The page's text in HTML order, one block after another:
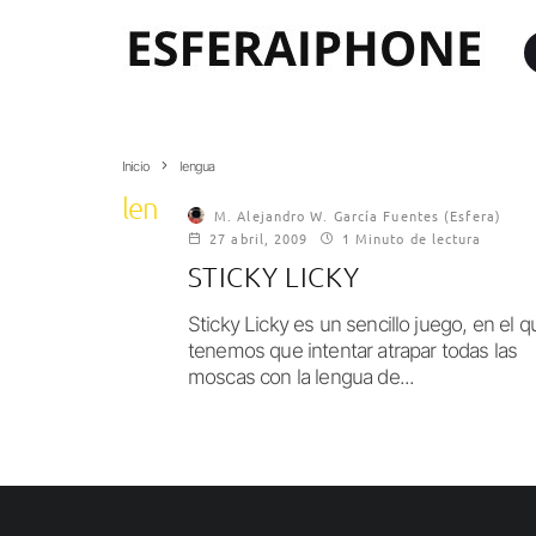
Inicio lengua
lengua M. Alejandro W. García Fuentes (Esfera)
27 abril, 2009
1 Minuto de lectura
STICKY LICKY
Sticky Licky es un sencillo juego, en el
tenemos que intentar atrapar todas las
moscas con la lengua de...